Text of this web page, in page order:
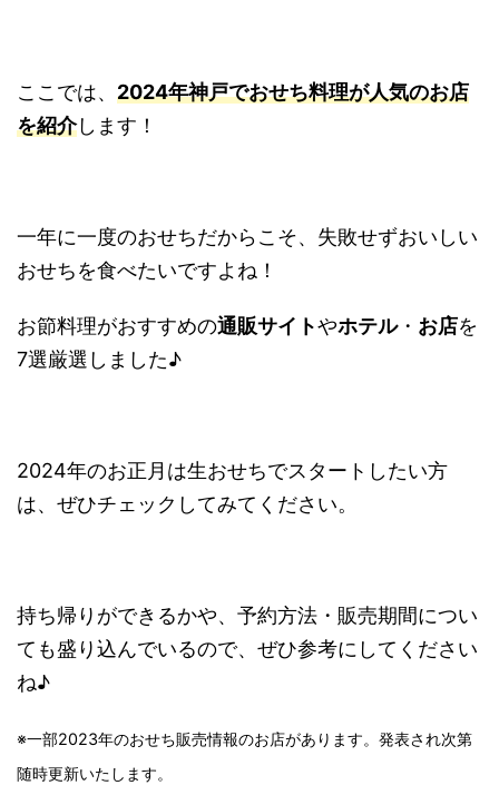
ここでは、 2024年神戸でおせち料理が人気のお店
を紹介します！
一年に一度のおせちだからこそ、失敗せずおいしい
おせちを食べたいですよね！
お節料理がおすすめの通販サイトやホテル・ お店を
7選厳選しました♪
2024年のお正月は生おせちでスタートしたい方
は、ぜひチェックしてみてください。
持ち帰りができるかや、予約方法・販売期間につい
ても盛り込んでいるので、ぜひ参考にしてください
ね♪
※一部2023年のおせち販売情報のお店があります。発表され次第
随時更新いたします。